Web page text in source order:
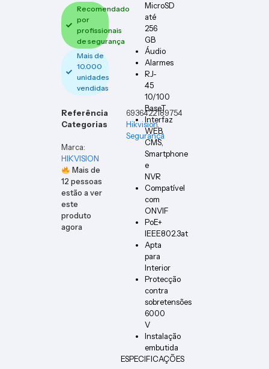
Recomendado
por
profissionais
de segurança
Mais de
10.000
unidades
vendidas
Referência
6936422189754
Categorias
Hikvision,
Segurança
Marca:
HIKVISION
Mais de
12 pessoas
estão a ver
este
produto
agora
MicroSD
até
256
GB
Áudio
Alarmes
RJ-
45
10/100
BaseT
Interfaz
WEB,
CMS,
Smartphone
e
NVR
Compatível
com
ONVIF
PoE+
IEEE802.3at
Apta
para
Interior
Protecção
contra
sobretensões
6000
V
Instalação
embutida
ESPECIFICAÇÕES